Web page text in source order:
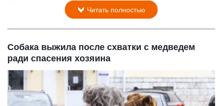
Читать полностью
Собака выжила после схватки с медведем
ради спасения хозяина